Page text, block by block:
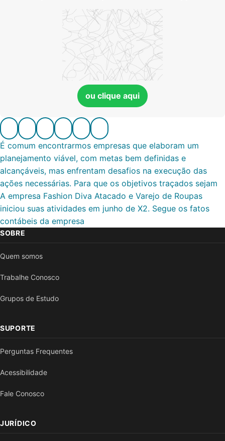
ou clique aqui
É comum encontrarmos empresas que elaboram um
planejamento viável, com metas bem definidas e
alcançáveis, mas enfrentam desafios na execução das
ações necessárias. Para que os objetivos traçados sejam
A empresa Fashion Diva Atacado e Varejo de Roupas
iniciou suas atividades em junho de X2. Segue os fatos
contábeis da empresa
SOBRE
Quem somos
Trabalhe Conosco
Grupos de Estudo
SUPORTE
Perguntas Frequentes
Acessibilidade
Fale Conosco
JURÍDICO